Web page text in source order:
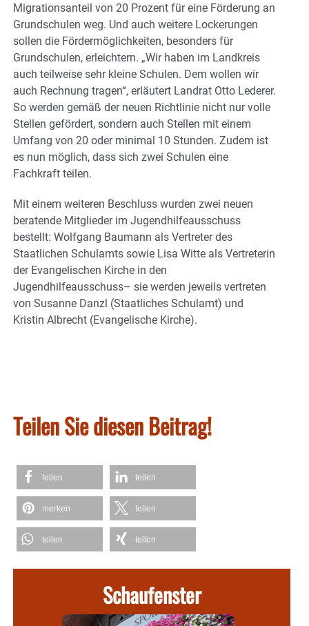
Migrationsanteil von 20 Prozent für eine Förderung an
Grundschulen weg. Und auch weitere Lockerungen
sollen die Fördermöglichkeiten, besonders für
Grundschulen, erleichtern. „Wir haben im Landkreis
auch teilweise sehr kleine Schulen. Dem wollen wir
auch Rechnung tragen“, erläutert Landrat Otto Lederer.
So werden gemäß der neuen Richtlinie nicht nur volle
Stellen gefördert, sondern auch Stellen mit einem
Umfang von 20 oder minimal 10 Stunden. Zudem ist
es nun möglich, dass sich zwei Schulen eine
Fachkraft teilen.
Mit einem weiteren Beschluss wurden zwei neuen
beratende Mitglieder im Jugendhilfeausschuss
bestellt: Wolfgang Baumann als Vertreter des
Staatlichen Schulamts sowie Lisa Witte als Vertreterin
der Evangelischen Kirche in den
Jugendhilfeausschuss– sie werden jeweils vertreten
von Susanne Danzl (Staatliches Schulamt) und
Kristin Albrecht (Evangelische Kirche).
Teilen Sie diesen Beitrag!
teilen teilen
merken teilen
teilen teilen
Schaufenster